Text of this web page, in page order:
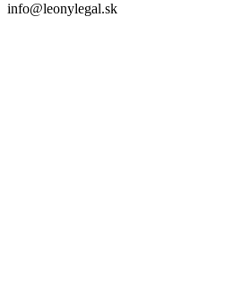
info@leonylegal.sk